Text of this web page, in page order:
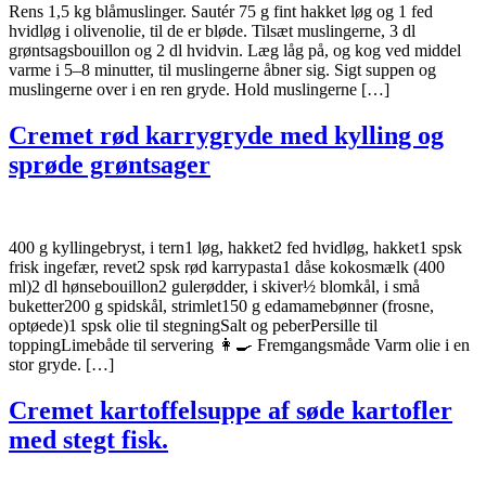
Rens 1,5 kg blåmuslinger. Sautér 75 g fint hakket løg og 1 fed
hvidløg i olivenolie, til de er bløde. Tilsæt muslingerne, 3 dl
grøntsagsbouillon og 2 dl hvidvin. Læg låg på, og kog ved middel
varme i 5–8 minutter, til muslingerne åbner sig. Sigt suppen og
muslingerne over i en ren gryde. Hold muslingerne […]
Cremet rød karrygryde med kylling og
sprøde grøntsager
400 g kyllingebryst, i tern1 løg, hakket2 fed hvidløg, hakket1 spsk
frisk ingefær, revet2 spsk rød karrypasta1 dåse kokosmælk (400
ml)2 dl hønsebouillon2 gulerødder, i skiver½ blomkål, i små
buketter200 g spidskål, strimlet150 g edamamebønner (frosne,
optøede)1 spsk olie til stegningSalt og peberPersille til
toppingLimebåde til servering 👩‍🍳 Fremgangsmåde Varm olie i en
stor gryde. […]
Cremet kartoffelsuppe af søde kartofler
med stegt fisk.